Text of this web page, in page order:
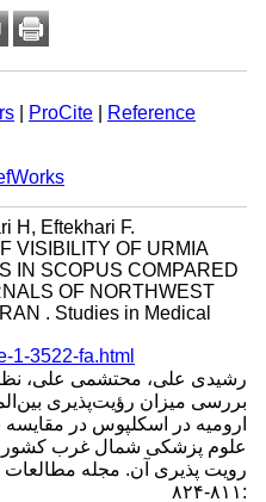
|ProCite |Reference
H, Eftekhari F.
VISIBILITY OF URMIA
IN SCOPUS COMPARED
OF NORTHWEST
. Studies in Medical
1-3522-fa.html
رشیدی علی، محتشمی علی،
بررسی میزان رؤیت‌پذیری
ارومیه در اسکلپوس در مقایسه
علوم پزشکی شمال غرب کشور به